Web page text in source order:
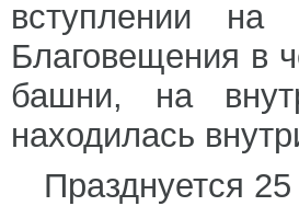
вступлении
Благовещения в
башни, на
находилась
Празднуется